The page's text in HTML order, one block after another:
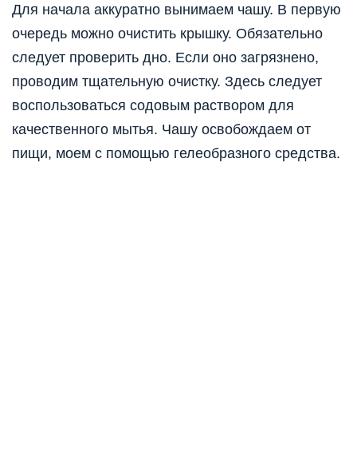
Для начала аккуратно вынимаем чашу. В первую
очередь можно очистить крышку. Обязательно
следует проверить дно. Если оно загрязнено,
проводим тщательную очистку. Здесь следует
воспользоваться содовым раствором для
качественного мытья. Чашу освобождаем от
пищи, моем с помощью гелеобразного средства.